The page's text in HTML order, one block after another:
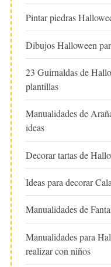
Pintar piedras
Dibujos Halloween
23 Guirnaldas de
plantillas
Manualidades de
ideas
Decorar tartas de
Ideas para decorar
Manualidades de
Manualidades para
realizar con niños